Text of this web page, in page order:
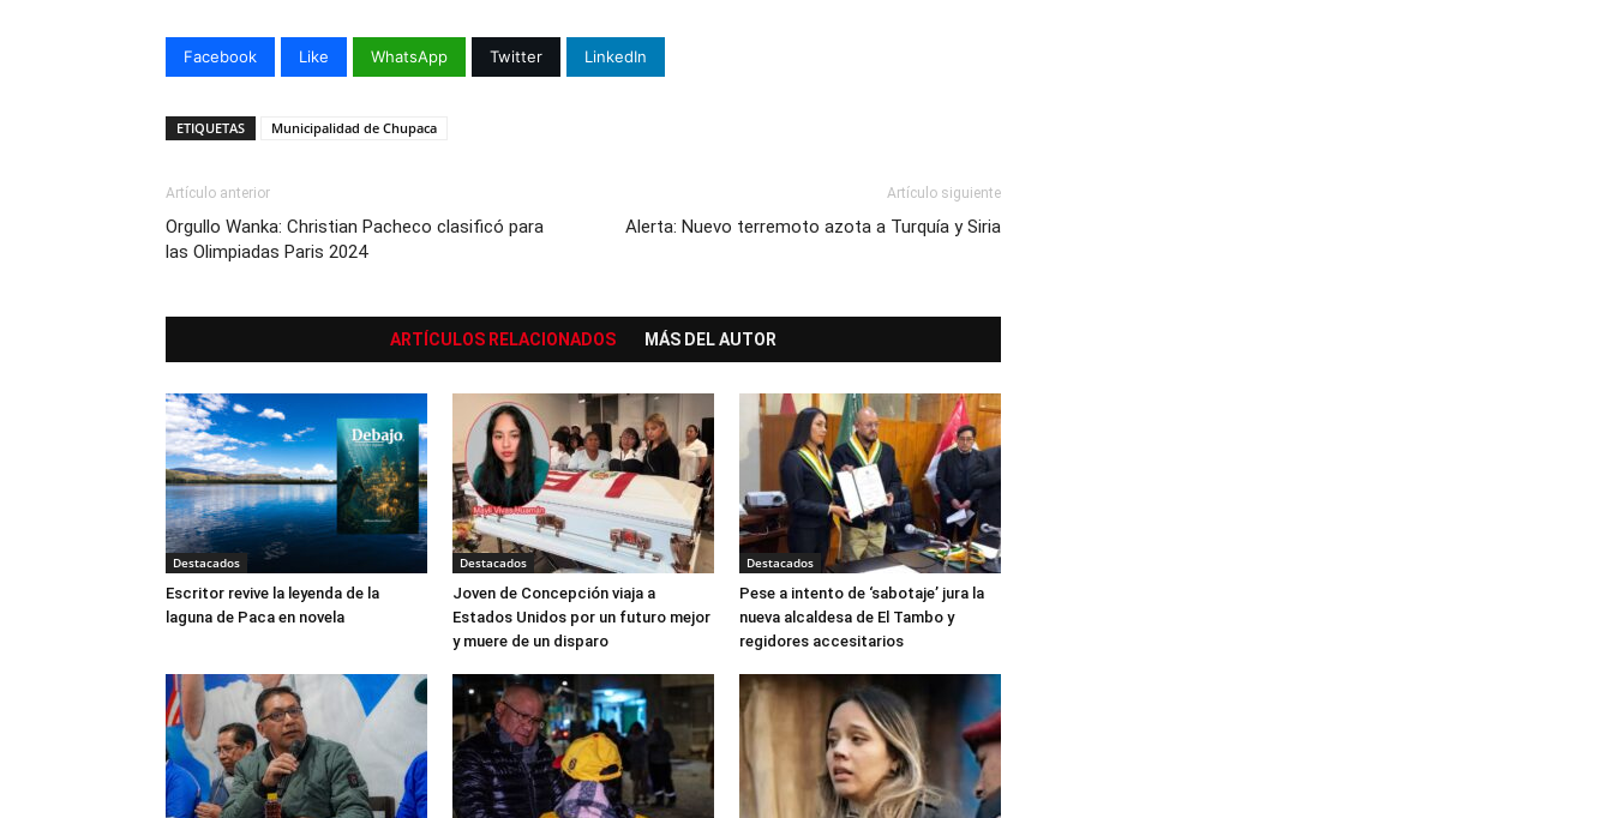
Facebook Like WhatsApp Twitter LinkedIn
ETIQUETAS Municipalidad de Chupaca
Artículo anterior
Orgullo Wanka: Christian Pacheco clasificó para
las Olimpiadas Paris 2024
Artículo siguiente
Alerta: Nuevo terremoto azota a Turquía y Siria
ARTÍCULOS RELACIONADOS MÁS DEL AUTOR
Destacados
Escritor revive la leyenda de la
laguna de Paca en novela
Destacados
Joven de Concepción viaja a
Estados Unidos por un futuro mejor
y muere de un disparo
Destacados
Pese a intento de ‘sabotaje’ jura la
nueva alcaldesa de El Tambo y
regidores accesitarios